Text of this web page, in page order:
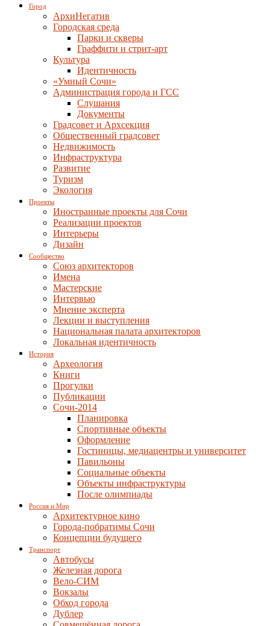
Город
АрхиНегатив
Городская среда
Парки и скверы
Граффити и стрит-арт
Культура
Идентичность
«Умный Сочи»
Администрация города и ГСС
Слушания
Документы
Градсовет и Архсекция
Общественный градсовет
Недвижимость
Инфраструктура
Развитие
Туризм
Экология
Проекты
Иностранные проекты для Сочи
Реализации проектов
Интерьеры
Дизайн
Сообщество
Союз архитекторов
Имена
Мастерские
Интервью
Мнение эксперта
Лекции и выступления
Национальная палата архитекторов
Локальная идентичность
История
Археология
Книги
Прогулки
Публикации
Сочи-2014
Планировка
Спортивные объекты
Оформление
Гостиницы, медиацентры и университет
Павильоны
Социальные объекты
Объекты инфраструктуры
После олимпиады
Россия и Мир
Архитектурное кино
Города-побратимы Сочи
Концепции будущего
Транспорт
Автобусы
Железная дорога
Вело-СИМ
Вокзалы
Обход города
Дублер